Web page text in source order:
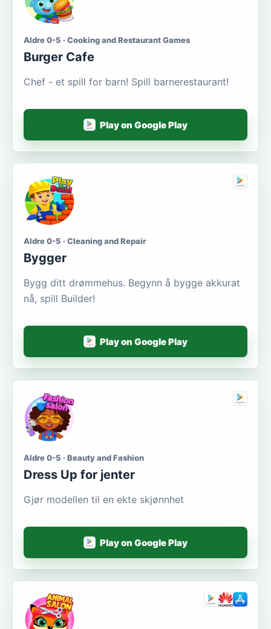
Aldre 0-5 · Cooking and Restaurant Games
Burger Cafe
Chef - et spill for barn! Spill barnerestaurant!
Play on Google Play
Aldre 0-5 · Cleaning and Repair
Bygger
Bygg ditt drømmehus. Begynn å bygge akkurat
nå, spill Builder!
Play on Google Play
Aldre 0-5 · Beauty and Fashion
Dress Up for jenter
Gjør modellen til en ekte skjønnhet
Play on Google Play